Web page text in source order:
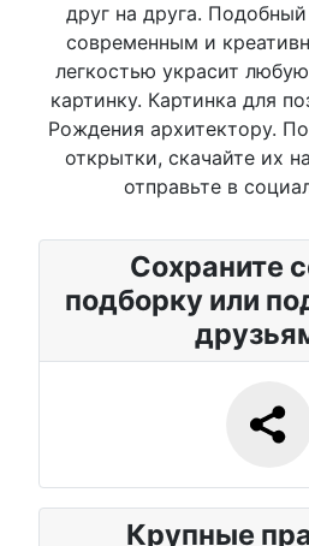
друг на друга.
современным и
легкостью украсит
картинку. Картинка для
Рождения архитектору.
открытки, скачайте их
отправьте в
Сохраните
подборку или
Крупные